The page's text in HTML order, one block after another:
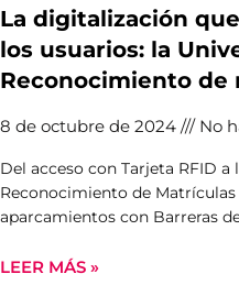
La digitalización
los usuarios: la
Reconocimiento de
8 de octubre de 2024 No
Del acceso con Tarjeta RFID
Reconocimiento de Matrículas
aparcamientos con Barreras
LEER MÁS »